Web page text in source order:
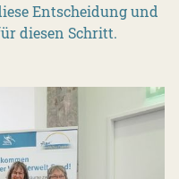
Entscheidung und
diesen Schritt.